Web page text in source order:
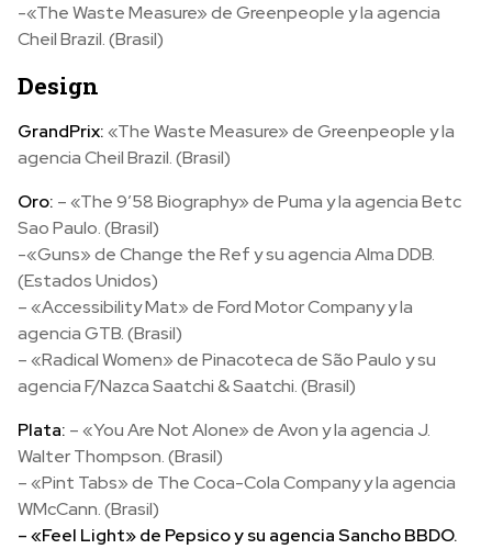
-«The Waste Measure» de Greenpeople y la agencia
Cheil Brazil. (Brasil)
Design
GrandPrix:«The Waste Measure» de Greenpeople y la
agencia Cheil Brazil. (Brasil)
Oro: – «The 9’58 Biography» de Puma y la agencia Betc
Sao Paulo. (Brasil)
-«Guns» de Change the Ref y su agencia Alma DDB.
(Estados Unidos)
– «Accessibility Mat» de Ford Motor Company y la
agencia GTB. (Brasil)
– «Radical Women» de Pinacoteca de São Paulo y su
agencia F/Nazca Saatchi & Saatchi. (Brasil)
Plata: – «You Are Not Alone» de Avon y la agencia J.
Walter Thompson. (Brasil)
– «Pint Tabs» de The Coca-Cola Company y la agencia
WMcCann. (Brasil)
– «Feel Light» de Pepsico y su agencia Sancho BBDO.